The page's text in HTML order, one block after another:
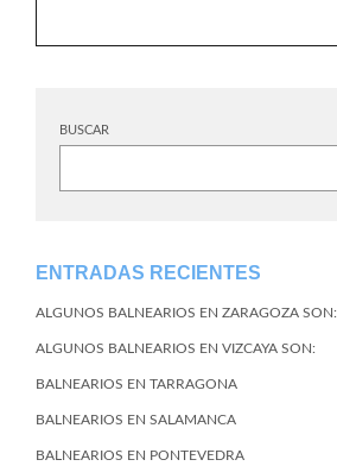
BUSCAR
ENTRADAS RECIENTES
ALGUNOS BALNEARIOS EN ZARAGOZA SON:
ALGUNOS BALNEARIOS EN VIZCAYA SON:
BALNEARIOS EN TARRAGONA
BALNEARIOS EN SALAMANCA
BALNEARIOS EN PONTEVEDRA